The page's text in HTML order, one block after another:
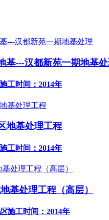
基---汉都新苑一期地基
施工时间：2014年
地基处理工程
施工时间：2014年
基处理工程（高层）
施工时间：2014年